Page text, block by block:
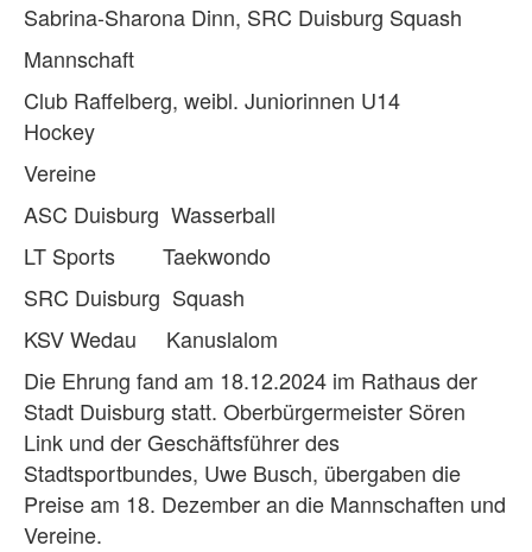
Sabrina-Sharona Dinn, SRC Duisburg Squash
Mannschaft
Club Raffelberg, weibl. Juniorinnen U14
Hockey
Vereine
ASC Duisburg Wasserball
LT Sports Taekwondo
SRC Duisburg Squash
KSV Wedau Kanuslalom
Die Ehrung fand am 18.12.2024 im Rathaus der
Stadt Duisburg statt. Oberbürgermeister Sören
Link und der Geschäftsführer des
Stadtsportbundes, Uwe Busch, übergaben die
Preise am 18. Dezember an die Mannschaften und
Vereine.